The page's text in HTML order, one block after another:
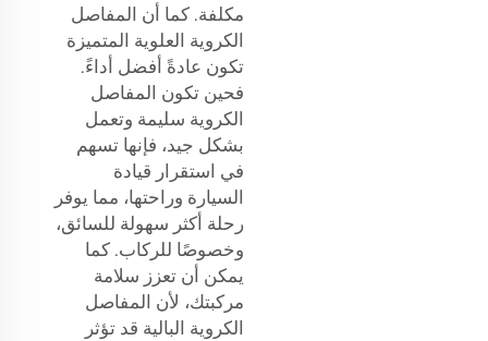
مكلفة. كما أن المفاصل
الكروية العلوية المتميزة
تكون عادةً أفضل أداءً.
فحين تكون المفاصل
الكروية سليمة وتعمل
بشكل جيد، فإنها تسهم
في استقرار قيادة
السيارة وراحتها، مما يوفر
رحلة أكثر سهولة للسائق،
وخصوصًا للركاب. كما
يمكن أن تعزز سلامة
مركبتك، لأن المفاصل
الكروية البالية قد تؤثر